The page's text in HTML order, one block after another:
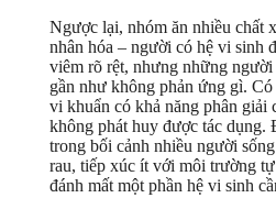
Ngược lại, nhóm ăn nhiều chất
nhân hóa – người có hệ vi sinh
viêm rõ rệt, nhưng những người
gần như không phản ứng gì.
vi khuẩn có khả năng phân giải
không phát huy được tác dụng.
trong bối cảnh nhiều người
rau, tiếp xúc ít với môi trường
đánh mất một phần hệ vi sinh